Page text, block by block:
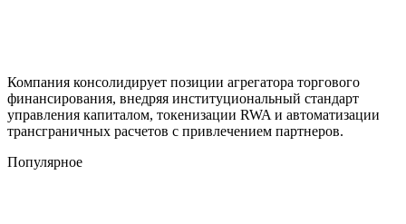
Компания консолидирует позиции агрегатора торгового
финансирования, внедряя институциональный стандарт
управления капиталом, токенизации RWA и автоматизации
трансграничных расчетов с привлечением партнеров.
Популярное